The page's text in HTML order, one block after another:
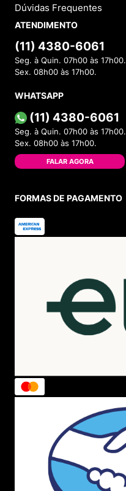
Dúvidas Frequentes
ATENDIMENTO
(11) 4380-6061
Seg. à Quin. 07h00 às 17h00.
Sex. 08h00 às 17h00.
WHATSAPP
(11) 4380-6061
Seg. à Quin. 07h00 às 17h00.
Sex. 08h00 às 17h00.
FALAR AGORA
FORMAS DE PAGAMENTO